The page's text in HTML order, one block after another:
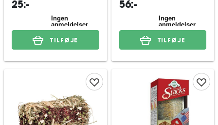
25:-
TILFØJE
56:-
TILFØJE